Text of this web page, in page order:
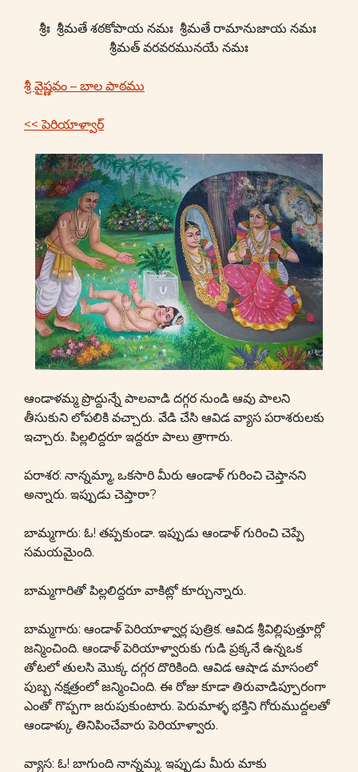
శ్రీః శ్రీమతే శఠకోపాయ నమః శ్రీమతే రామానుజాయ నమః
శ్రీమత్ వరవరమునయే నమః
శ్రీ వైష్ణవం – బాల పాఠము
<< పెరియాళ్వార్
ఆండాళమ్మ ప్రొద్దున్నే పాలవాడి దగ్గర నుండి ఆవు పాలని
తీసుకుని లోపలికి వచ్చారు. వేడి చేసి ఆవిడ వ్యాస పరాశరులకు
ఇచ్చారు. పిల్లలిద్దరూ ఇద్దరూ పాలు త్రాగారు.
పరాశర: నాన్నమ్మా, ఒకసారి మీరు ఆండాళ్ గురించి చెప్తానని
అన్నారు. ఇప్పుడు చెప్తారా?
బామ్మగారు: ఓ! తప్పకుండా. ఇప్పుడు ఆండాళ్ గురించి చెప్పే
సమయమైంది.
బామ్మగారితో పిల్లలిద్దరూ వాకిట్లో కూర్చున్నారు.
బామ్మగారు: ఆండాళ్ పెరియాళ్వార్ల పుత్రిక. ఆవిడ శ్రీవిల్లిపుత్తూర్లో
జన్మించింది. ఆండాళ్ పెరియాళ్వారుకు గుడి ప్రక్కనే ఉన్నఒక
తోటలో తులసి మొక్క దగ్గర దొరికింది. ఆవిడ ఆషాడ మాసంలో
పుబ్బ నక్షత్రంలో జన్మించింది. ఈ రోజు కూడా తిరువాడిప్పూరంగా
ఎంతో గొప్పగా జరుపుకుంటారు. పెరుమాళ్ళ భక్తిని గోరుముద్దలతో
ఆండాళ్కు తినిపించేవారు పెరియాళ్వారు.
వ్యాస: ఓ! బాగుంది నాన్నమ్మ. ఇప్పుడు మీరు మాకు